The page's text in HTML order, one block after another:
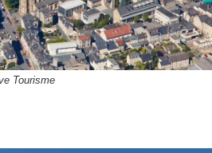
Tourisme